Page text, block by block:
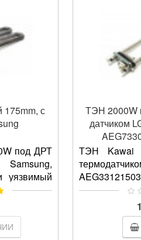
с
под ДРТ
уязвимый
марки и
узел
ТЭН 2000W
датчиком
ТЭН Kawai
элемент
датчиком
прочное